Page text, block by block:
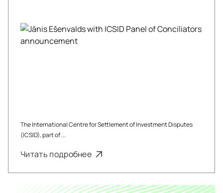
The International Centre for Settlement of Investment Disputes
(ICSID), part of ...
Читать подробнее